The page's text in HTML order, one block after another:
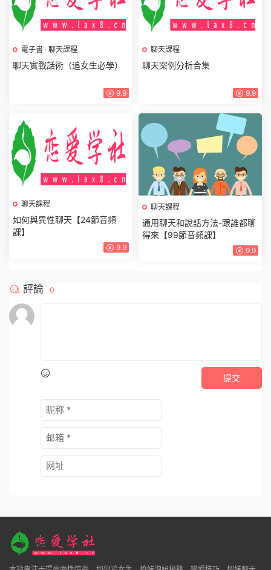
電子書 聊天課程
聊天實戰話術（追女生必學）
9.9
聊天課程
聊天案例分析合集
9.9
聊天課程
如何與異性聊天【24節音頻
課】
9.9
通用聊天和說話方法-跟誰都聊